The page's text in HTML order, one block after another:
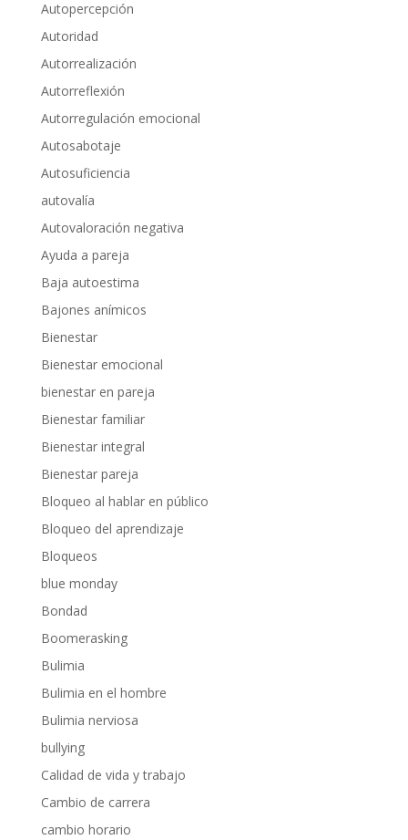
Autopercepción
Autoridad
Autorrealización
Autorreflexión
Autorregulación emocional
Autosabotaje
Autosuficiencia
autovalía
Autovaloración negativa
Ayuda a pareja
Baja autoestima
Bajones anímicos
Bienestar
Bienestar emocional
bienestar en pareja
Bienestar familiar
Bienestar integral
Bienestar pareja
Bloqueo al hablar en público
Bloqueo del aprendizaje
Bloqueos
blue monday
Bondad
Boomerasking
Bulimia
Bulimia en el hombre
Bulimia nerviosa
bullying
Calidad de vida y trabajo
Cambio de carrera
cambio horario